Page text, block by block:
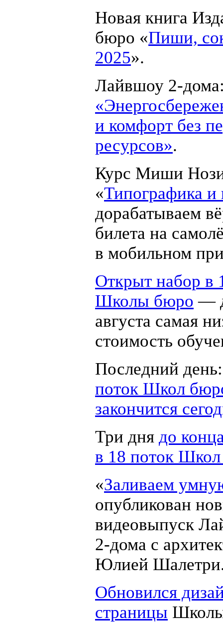
Новая книга
бюро «Пиши,
2025».
Лайвшоу 2-дома
и комфорт без
ресурсов».
Курс Миши
«Типографика и
дорабатываем
билета на
в мобильном
Открыт набор в
Школы бюро —
августа самая
стоимость
Последний
поток Школ
закончится
Три дня до
в 18 поток
«Заливаем
опубликован
видеовыпуск
2-дома с
Юлией
Обновился
страницы